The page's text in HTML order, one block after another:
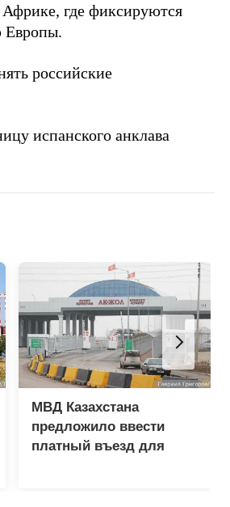
Африке, где фиксируются
Европы.
российские
испанского анклава
МВД Казахстана
предложило ввести
платный въезд для